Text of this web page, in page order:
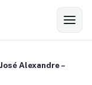
Alexandre –